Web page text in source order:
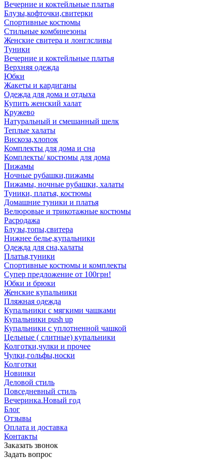
Вечерние и коктейльные платья
Блузы,кофточки,свитерки
Спортивные костюмы
Стильные комбинезоны
Женские свитера и лонглсливы
Туники
Вечерние и коктейльные платья
Верхняя одежда
Юбки
Жакеты и кардиганы
Одежда для дома и отдыха
Купить женский халат
Кружево
Натуральный и смешанный шелк
Теплые халаты
Вискоза,хлопок
Комплекты для дома и сна
Комплекты/ костюмы для дома
Пижамы
Ночные рубашки,пижамы
Пижамы, ночные рубашки, халаты
Туники, платья, костюмы
Домашние туники и платья
Велюровые и трикотажные костюмы
Расродажа
Блузы,топы,свитера
Нижнее белье,купальники
Одежда для сна,халаты
Платья,туники
Спортивные костюмы и комплекты
Супер предложение от 100грн!
Юбки и брюки
Женские купальники
Пляжная одежда
Купальники с мягкими чашками
Купальники push up
Купальники с уплотненной чашкой
Цельные ( слитные) купальники
Колготки,чулки и прочее
Чулки,гольфы,носки
Колготки
Новинки
Деловой стиль
Повседневный стиль
Вечеринка.Новый год
Блог
Отзывы
Оплата и доставка
Контакты
Заказать звонок
Задать вопрос